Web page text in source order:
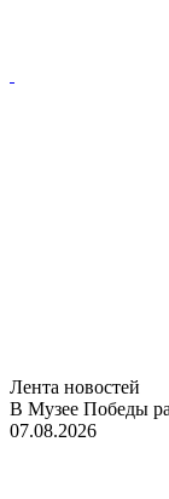
Лента новостей
В Музее Победы
07.08.2026